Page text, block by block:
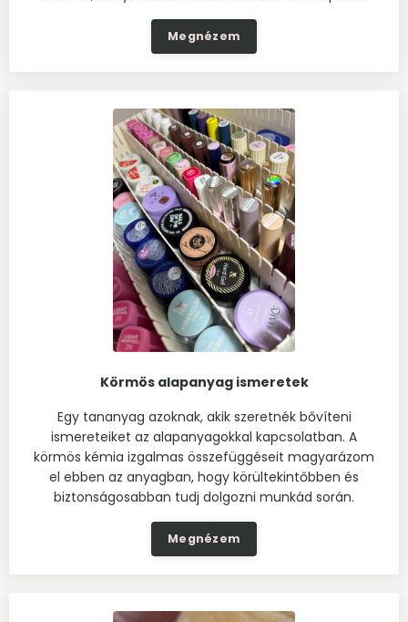
Megnézem
Körmös alapanyag ismeretek
Egy tananyag azoknak, akik szeretnék bővíteni
ismereteiket az alapanyagokkal kapcsolatban. A
körmös kémia izgalmas összefüggéseit magyarázom
el ebben az anyagban, hogy körültekintőbben és
biztonságosabban tudj dolgozni munkád során.
Megnézem